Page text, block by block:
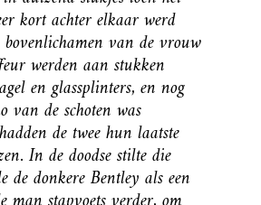
kort achter elkaar werd
van de vrouw
werden aan stukken
en glassplinters, en nog
van de schoten was
de twee hun laatste
In de doodse stilte die
de donkere Bentley als een